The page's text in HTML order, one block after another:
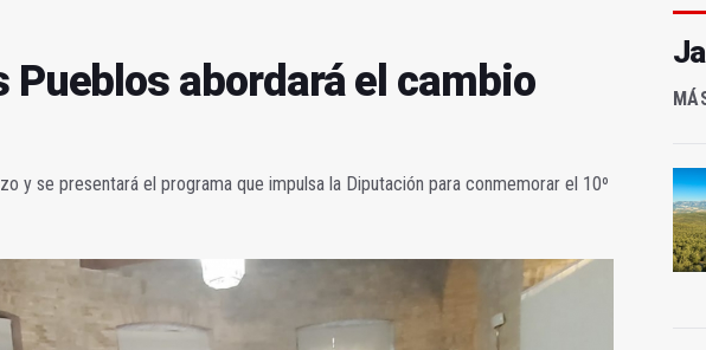
Pueblos abordará el cambio
y se presentará el programa que impulsa la Diputación para conmemorar el 10º